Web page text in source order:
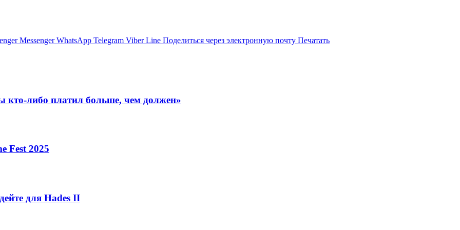
Messenger WhatsApp Telegram Viber Line Поделиться через электронную почту Печатать
кто-либо платил больше, чем должен»
Fest 2025
для Hades II